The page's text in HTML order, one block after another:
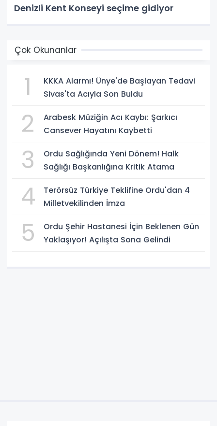
Denizli Kent Konseyi seçime gidiyor
Çok Okunanlar
1
KKKA Alarmı! Ünye'de Başlayan Tedavi
Sivas'ta Acıyla Son Buldu
2
Arabesk Müziğin Acı Kaybı: Şarkıcı
Cansever Hayatını Kaybetti
3
Ordu Sağlığında Yeni Dönem! Halk
Sağlığı Başkanlığına Kritik Atama
4
Terörsüz Türkiye Teklifine Ordu'dan 4
Milletvekilinden İmza
5
Ordu Şehir Hastanesi İçin Beklenen Gün
Yaklaşıyor! Açılışta Sona Gelindi